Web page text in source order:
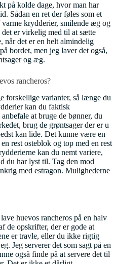
på kolde dage, hvor man har
Sådan en ret der føles som et
krydderier, smilende æg og
det er virkelig med til at sætte
når det er en helt almindelig
bordet, men jeg laver det også,
og æg.
rancheros?
forskellige varianter, så længe du
kan du faktisk
at bruge de bønner, du
brug de grøntsager der er u
kan lide. Det kunne være en
rest osteblok og top med en rest
kan du nemt variere,
du har lyst til. Tag den mod
med estragon. Mulighederne
huevos rancheros på en halv
de opskrifter, der er gode at
er travle, eller du ikke rigtig
Jeg serverer det som sagt på en
også finde på at servere det til